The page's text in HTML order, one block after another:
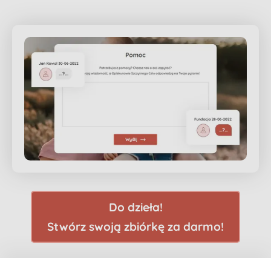
Do dzieła!
Stwórz swoją zbiórkę za darmo!